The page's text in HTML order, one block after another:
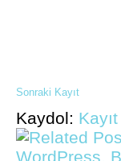
Sonraki Kayıt
Kaydol: